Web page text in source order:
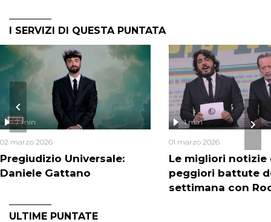
I SERVIZI DI QUESTA PUNTATA
Pregiudizio Universale:
Daniele Gattano
7 min
02 marzo 2026
Le migliori notizie
peggiori battute
settimana con
1 min
01 marzo 2026
ULTIME PUNTATE